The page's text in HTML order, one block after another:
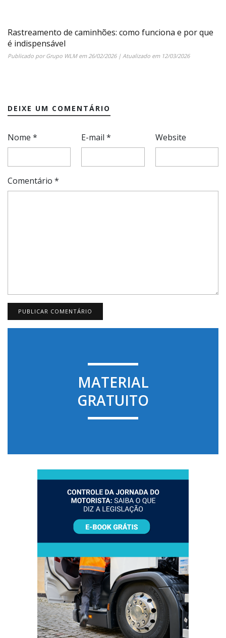
Rastreamento de caminhões: como funciona e por que
é indispensável
Publicado porGrupo WLMem26/02/2026| Atualizado em 12/03/2026
DEIXE UM COMENTÁRIO
Nome * E-mail* Website
Comentário *
MATERIAL
GRATUITO